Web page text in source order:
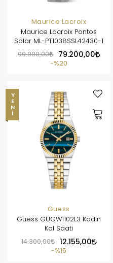
Maurice Lacroix
Maurice Lacroix Pontos
Solar ML-PT1038SSL42430-1
99.000,00
79.200,00
%20
YENI
Guess
Guess GUGW1102L3 Kadın
Kol Saati
14.300,00
12.155,00
%15